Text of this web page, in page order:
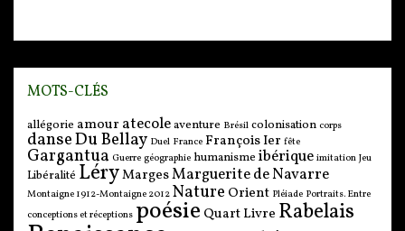
MOTS-CLÉS
allégorie amour atecoleaventure Brésil colonisation corps
danseDu Bellay Duel France François Ier fête
Gargantua Guerre géographie humanisme ibérique imitation Jeu
Libéralité LéryMargesMarguerite de Navarre
Montaigne 1912-Montaigne 2012 Nature Orient Pléiade Portraits. Entre
conceptions et réceptions poésie Quart Livre Rabelais